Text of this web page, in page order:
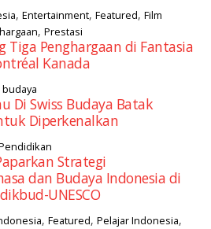
,Entertainment,Featured,Film
,Prestasi
Tiga Penghargaan di Fantasia
Kanada
budaya
Di Swiss Budaya Batak
Diperkenalkan
Strategi
dan Budaya Indonesia di
UNESCO
,Featured,Pelajar Indonesia,